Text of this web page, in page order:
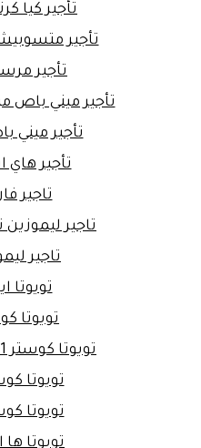
تأجير كيا
تأجير
تأجير
تأجير ميني باص
تأجير ميني
تأجير
تاجير
تاجير ليموزين
تاجير
تويوتا
تويوتا
تويوتا كوستر 21 راكب للرحلات
تويوتا كوستر
تويوتا
تويوتا